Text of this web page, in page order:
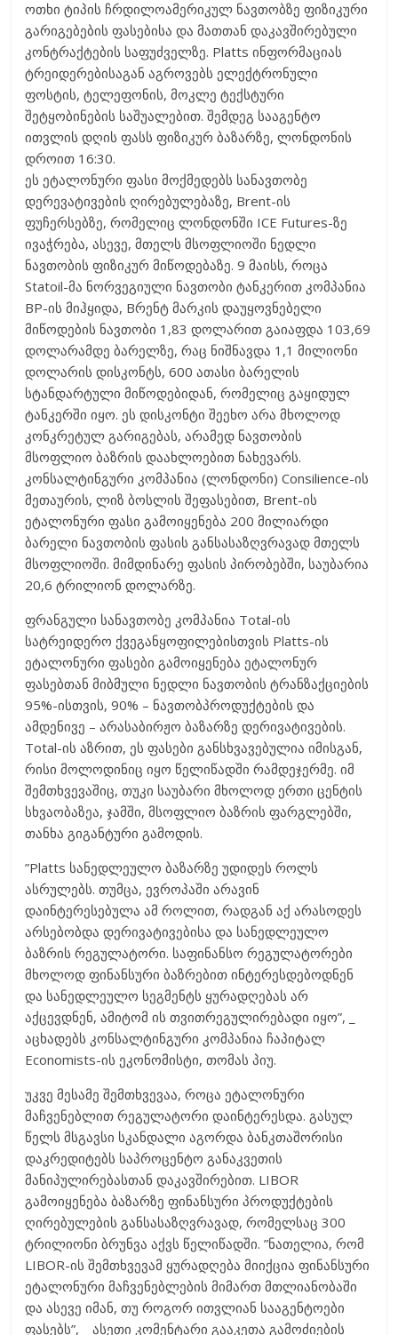
ოთხი ტიპის ჩრდილოამერიკულ ნავთობზე ფიზიკური
გარიგებების ფასებისა და მათთან დაკავშირებული
კონტრაქტების საფუძველზე. Platts ინფორმაციას
ტრეიდერებისაგან აგროვებს ელექტრონული
ფოსტის, ტელეფონის, მოკლე ტექსტური
შეტყობინების საშუალებით. შემდეგ სააგენტო
ითვლის დღის ფასს ფიზიკურ ბაზარზე, ლონდონის
დროით 16:30.
ეს ეტალონური ფასი მოქმედებს სანავთობე
დერევატივების ღირებულებაზე, Brent-ის
ფუჩერსებზე, რომელიც ლონდონში ICE Futures-ზე
ივაჭრება, ასევე, მთელს მსოფლიოში ნედლი
ნავთობის ფიზიკურ მიწოდებაზე. 9 მაისს, როცა
Statoil-მა ნორვეგიული ნავთობი ტანკერით კომპანია
BP-ის მიჰყიდა, Bრენტ მარკის დაუყოვნებელი
მიწოდების ნავთობი 1,83 დოლარით გაიაფდა 103,69
დოლარამდე ბარელზე, რაც ნიშნავდა 1,1 მილიონი
დოლარის დისკონტს, 600 ათასი ბარელის
სტანდარტული მიწოდებიდან, რომელიც გაყიდულ
ტანკერში იყო. ეს დისკონტი შეეხო არა მხოლოდ
კონკრეტულ გარიგებას, არამედ ნავთობის
მსოფლიო ბაზრის დაახლოებით ნახევარს.
კონსალტინგური კომპანია (ლონდონი) Consilience-ის
მეთაურის, ლიზ ბოსლის შეფასებით, Brent-ის
ეტალონური ფასი გამოიყენება 200 მილიარდი
ბარელი ნავთობის ფასის განსასაზღვრავად მთელს
მსოფლიოში. მიმდინარე ფასის პირობებში, საუბარია
20,6 ტრილიონ დოლარზე.
ფრანგული სანავთობე კომპანია Total-ის
სატრეიდერო ქვეგანყოფილებისთვის Platts-ის
ეტალონური ფასები გამოიყენება ეტალონურ
ფასებთან მიბმული ნედლი ნავთობის ტრანზაქციების
95%-ისთვის, 90% – ნავთობპროდუქტების და
ამდენივე – არასაბირჟო ბაზარზე დერივატივების.
Total-ის აზრით, ეს ფასები განსხვავებულია იმისგან,
რისი მოლოდინიც იყო წელიწადში რამდეჯერმე. იმ
შემთხვევაშიც, თუკი საუბარი მხოლოდ ერთი ცენტის
სხვაობაზეა, ჯამში, მსოფლიო ბაზრის ფარგლებში,
თანხა გიგანტური გამოდის.
”Platts სანედლეულო ბაზარზე უდიდეს როლს
ასრულებს. თუმცა, ევროპაში არავინ
დაინტერესებულა ამ როლით, რადგან აქ არასოდეს
არსებობდა დერივატივებისა და სანედლეულო
ბაზრის რეგულატორი. საფინანსო რეგულატორები
მხოლოდ ფინანსური ბაზრებით ინტერესდებოდნენ
და სანედლეულო სეგმენტს ყურადღებას არ
აქცევდნენ, ამიტომ ის თვითრეგულირებადი იყო”, _
აცხადებს კონსალტინგური კომპანია ჩაპიტალ
Economists-ის ეკონომისტი, თომას პიუ.
უკვე მესამე შემთხვევაა, როცა ეტალონური
მაჩვენებლით რეგულატორი დაინტერესდა. გასულ
წელს მსგავსი სკანდალი აგორდა ბანკთაშორისი
დაკრედიტებს საპროცენტო განაკვეთის
მანიპულირებასთან დაკავშირებით. LIBOR
გამოიყენება ბაზარზე ფინანსური პროდუქტების
ღირებულების განსასაზღვრავად, რომელსაც 300
ტრილიონი ბრუნვა აქვს წელიწადში. ”ნათელია, რომ
LIBOR-ის შემთხვევამ ყურადღება მიიქცია ფინანსური
ეტალონური მაჩვენებლების მიმართ მთლიანობაში
და ასევე იმან, თუ როგორ ითვლიან სააგენტოები
ფასებს”, _ ასეთი კომენტარი გააკეთა გამოძიების